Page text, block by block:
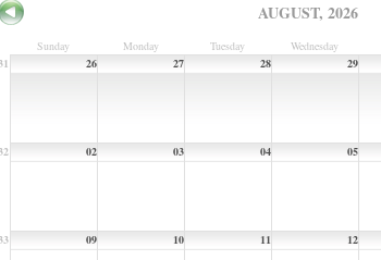
AUGUST, 2026
Sunday Monday Tuesday Wednesday
26 27 28 29
02 03 04 05
09 10 11 12